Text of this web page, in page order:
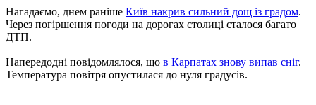
Нагадаємо, днем ​​раніше Київ накрив сильний дощ із градом.
Через погіршення погоди на дорогах столиці сталося багато
ДТП.
Напередодні повідомлялося, що в Карпатах знову випав сніг.
Температура повітря опустилася до нуля градусів.